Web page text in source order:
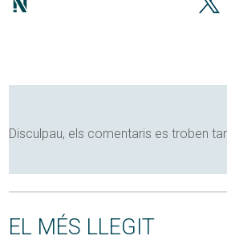
Disculpau, els comentaris es troben
EL MÉS LLEGIT